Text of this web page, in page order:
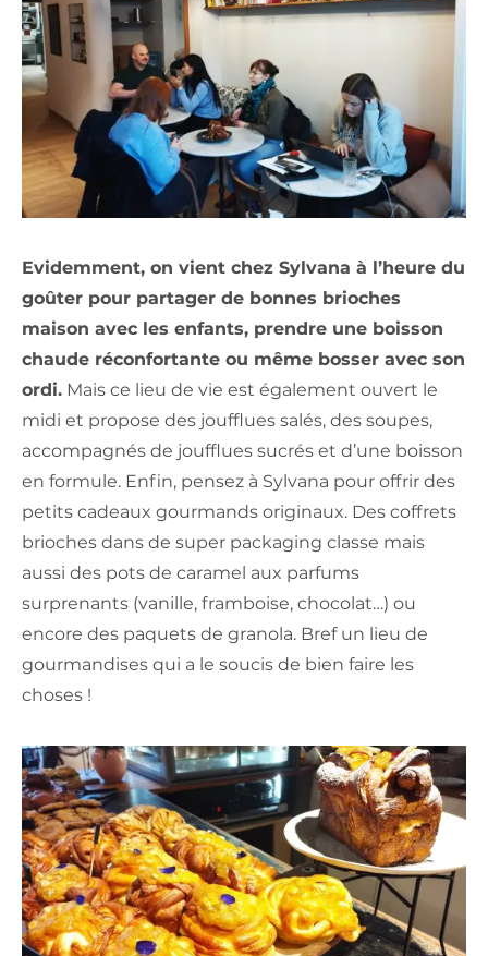
Evidemment, on vient chez Sylvana à l’heure du
goûter pour partager de bonnes brioches
maison avec les enfants, prendre une boisson
chaude réconfortante ou même bosser avec son
ordi. Mais ce lieu de vie est également ouvert le
midi et propose des joufflues salés, des soupes,
accompagnés de joufflues sucrés et d’une boisson
en formule. Enfin, pensez à Sylvana pour offrir des
petits cadeaux gourmands originaux. Des coffrets
brioches dans de super packaging classe mais
aussi des pots de caramel aux parfums
surprenants (vanille, framboise, chocolat…) ou
encore des paquets de granola. Bref un lieu de
gourmandises qui a le soucis de bien faire les
choses !